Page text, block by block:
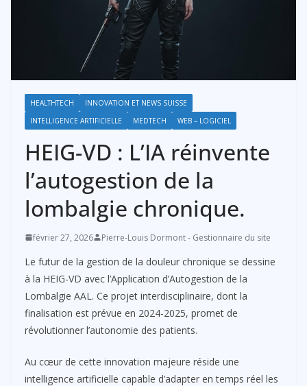
HEALTHTECH
INNOVATION ET NEWS SUISSE
INTELLIGENCE ARTIFICIELLE
MEDTECH WEB – LOGICIEL
HEIG-VD : L’IA réinvente
l’autogestion de la
lombalgie chronique.
février 27, 2026 Pierre-Louis Dormont - Gestionnaire du site
Le futur de la gestion de la douleur chronique se dessine
à la HEIG-VD avec l’Application d’Autogestion de la
Lombalgie AAL. Ce projet interdisciplinaire, dont la
finalisation est prévue en 2024-2025, promet de
révolutionner l’autonomie des patients.
Au cœur de cette innovation majeure réside une
intelligence artificielle capable d’adapter en temps réel les